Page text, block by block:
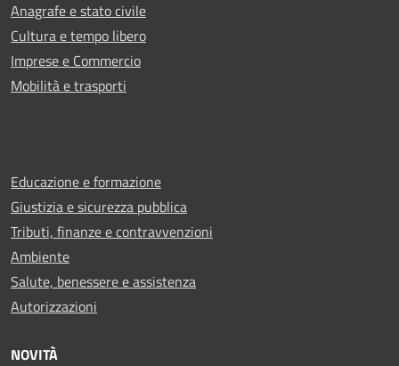
Anagrafe e stato civile
Cultura e tempo libero
Imprese e Commercio
Mobilità e trasporti
Educazione e formazione
Giustizia e sicurezza pubblica
Tributi, finanze e contravvenzioni
Ambiente
Salute, benessere e assistenza
Autorizzazioni
NOVITÀ